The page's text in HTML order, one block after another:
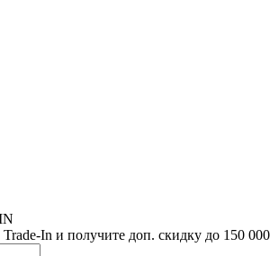
Trade-In и получите доп. скидку до 150 000